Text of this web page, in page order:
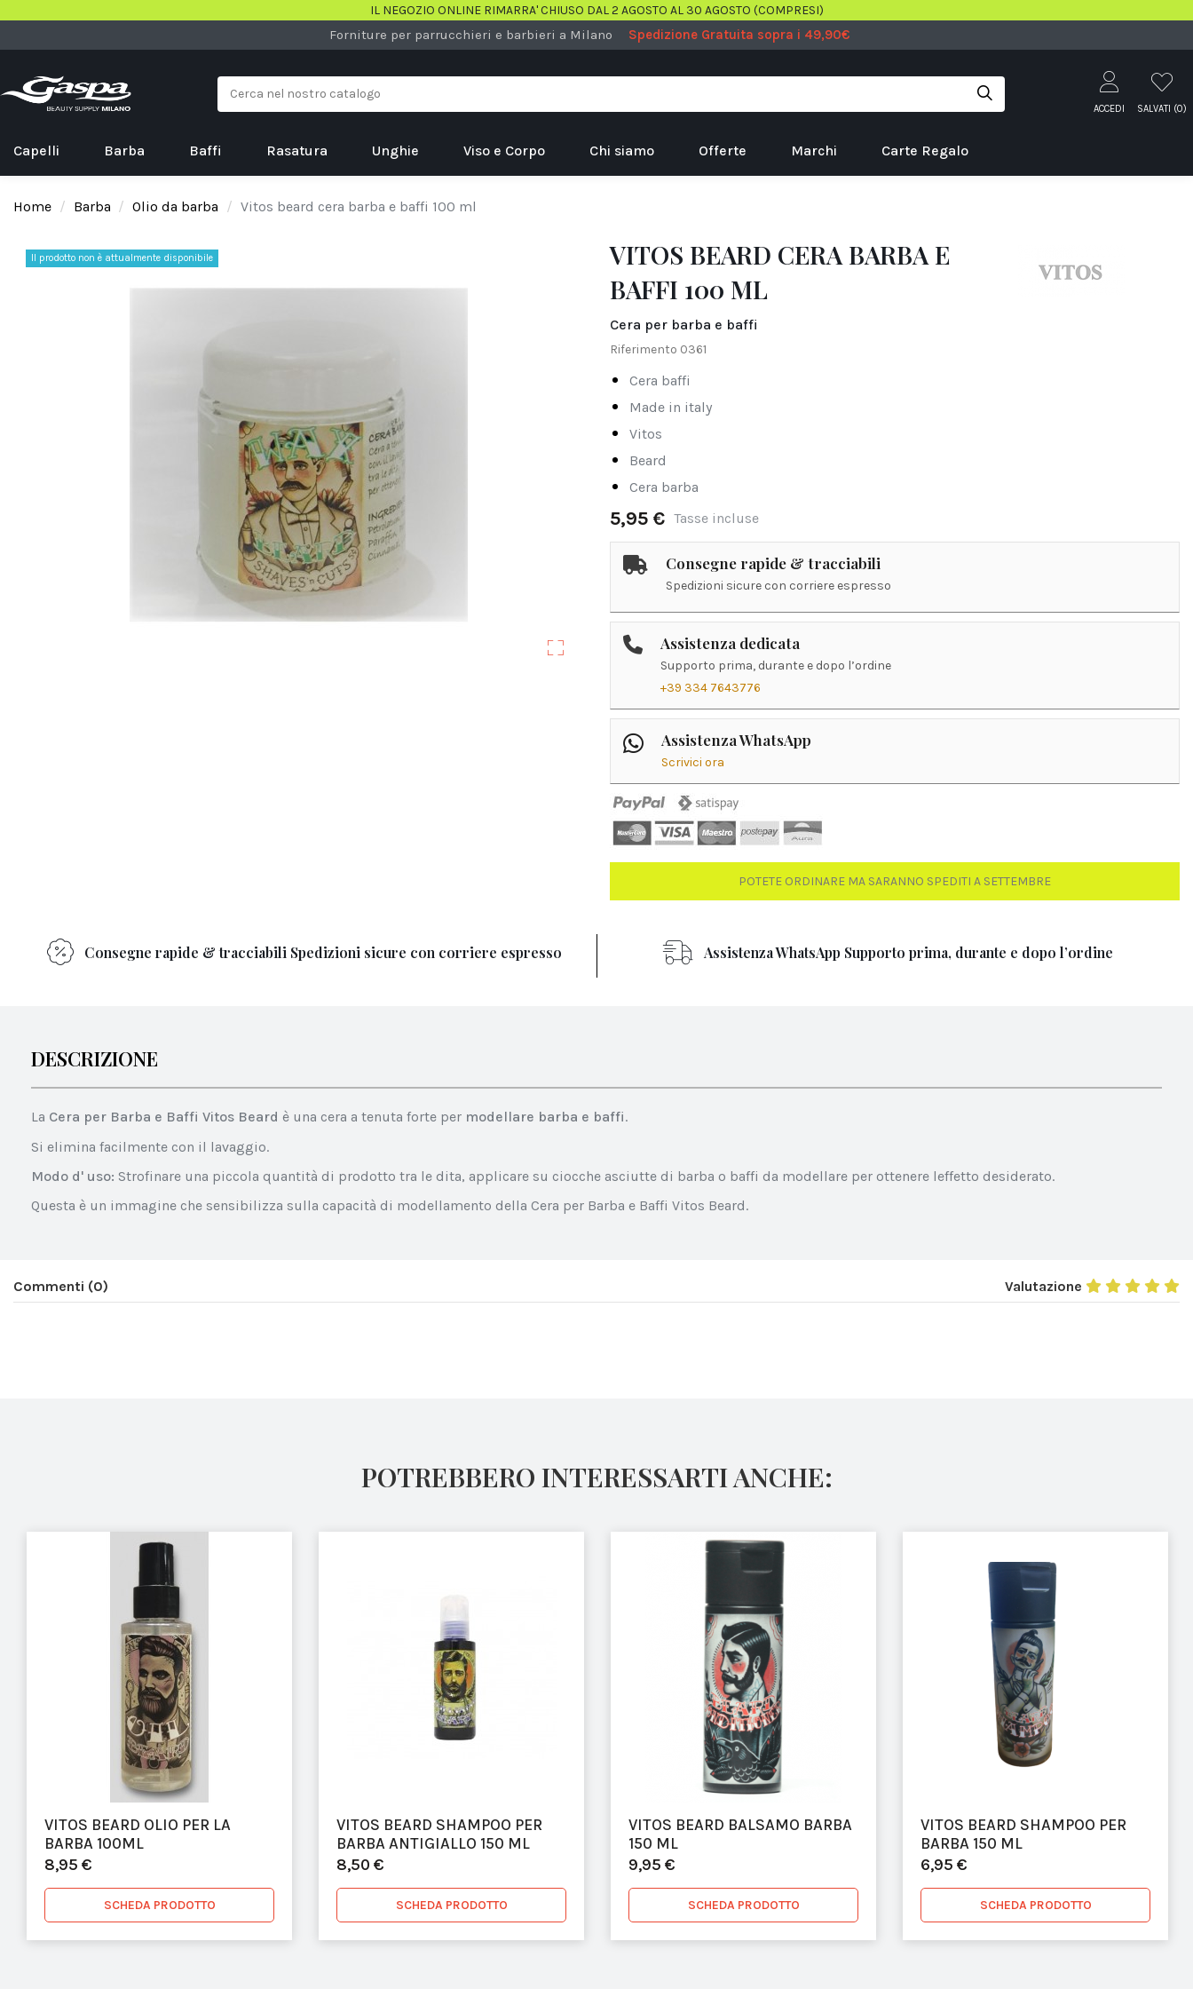
IL NEGOZIO ONLINE RIMARRA' CHIUSO DAL 2 AGOSTO AL 30 AGOSTO (COMPRESI)
Forniture per parrucchieri e barbieri a Milano Spedizione Gratuita sopra i 49,90€
ACCEDI SALVATI (0)
Capelli Barba Baffi Rasatura Unghie Viso e Corpo Chi siamo Offerte Marchi Carte Regalo
Home Barba Olio da barba Vitos beard cera barba e baffi 100 ml
Il prodotto non è attualmente disponibile
VITOS BEARD CERA BARBA E
BAFFI 100 ML
Cera per barba e baffi
Riferimento 0361
cera baffi
made in italy
vitos
beard
cera barba
5,95 € Tasse incluse
POTETE ORDINARE MA SARANNO SPEDITI A SETTEMBRE
Consegne rapide & tracciabili
Spedizioni sicure con corriere espresso
Assistenza dedicata
Supporto prima, durante e dopo l’ordine
+39 334 7643776
Assistenza WhatsApp
Scrivici ora
Consegne rapide & tracciabili Spedizioni sicure con corriere espresso Assistenza WhatsApp Supporto prima, durante e dopo l’ordine
DESCRIZIONE
La Cera per Barba e Baffi Vitos Beard è una cera a tenuta forte per modellare barba e baffi.
Si elimina facilmente con il lavaggio.
Modo d' uso: Strofinare una piccola quantità di prodotto tra le dita, applicare su ciocche asciutte di barba o baffi da modellare per ottenere leffetto desiderato.
Questa è un immagine che sensibilizza sulla capacità di modellamento della Cera per Barba e Baffi Vitos Beard.
Valutazione
Commenti (0)
POTREBBERO INTERESSARTI ANCHE:
VITOS BEARD OLIO PER LA
BARBA 100ML
8,95 €
SCHEDA PRODOTTO
VITOS BEARD SHAMPOO PER
BARBA ANTIGIALLO 150 ML
8,50 €
SCHEDA PRODOTTO
VITOS BEARD BALSAMO BARBA
150 ML
9,95 €
SCHEDA PRODOTTO
VITOS BEARD SHAMPOO PER
BARBA 150 ML
6,95 €
SCHEDA PRODOTTO